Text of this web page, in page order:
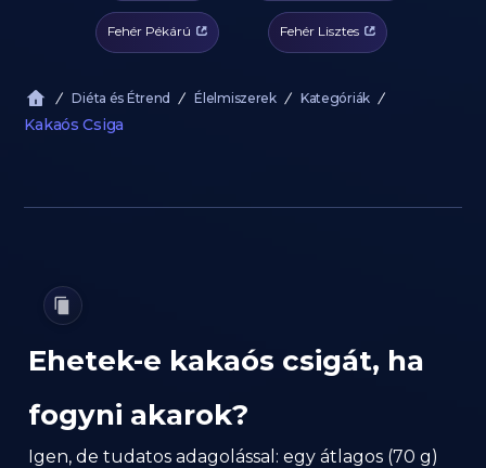
Fehér Pékárú Fehér Lisztes
Diéta és Étrend Élelmiszerek Kategóriák
Kakaós Csiga
Ehetek-e kakaós csigát, ha
fogyni akarok?
Igen, de tudatos adagolással: egy átlagos (70 g)